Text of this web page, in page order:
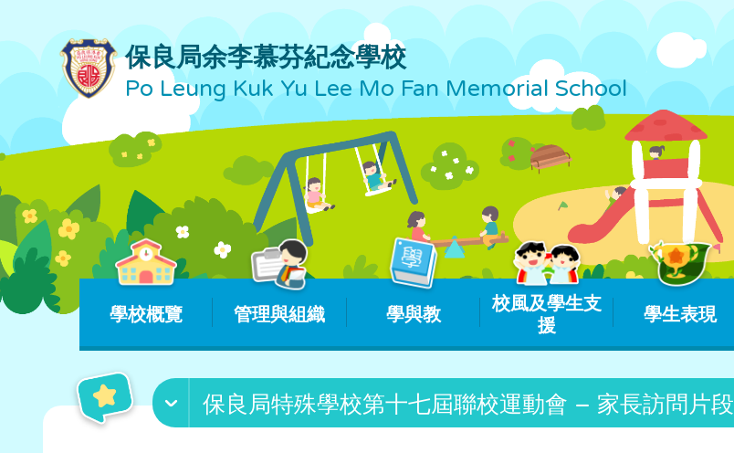
保良局余李慕芬紀念學校
Po Leung Kuk Yu Lee Mo Fan Memorial School
學校概覽 管理與組織 學與教
校風及學生支
援
學生表現
保良局特殊學校第十七屆聯校運動會 – 家長訪問片段